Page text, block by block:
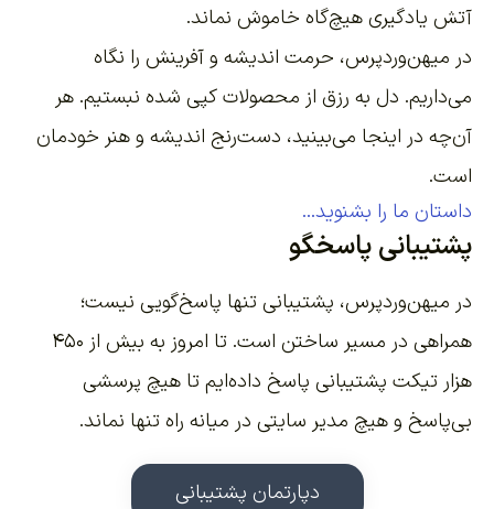
آتش یادگیری هیچ‌گاه خاموش نماند.
در میهن‌وردپرس، حرمت اندیشه و آفرینش را نگاه
می‌داریم. دل به رزق از محصولات کپی شده نبستیم. هر
آن‌چه در اینجا می‌بینید، دست‌رنج اندیشه و هنر خودمان
است.
داستان ما را بشنوید...
پشتیبانی پاسخگو
در میهن‌وردپرس، پشتیبانی تنها پاسخ‌گویی نیست؛
همراهی در مسیر ساختن است. تا امروز به بیش از ۴۵۰
هزار تیکت پشتیبانی پاسخ داده‌ایم تا هیچ پرسشی
بی‌پاسخ و هیچ مدیر سایتی در میانه راه تنها نماند.
دپارتمان پشتیبانی